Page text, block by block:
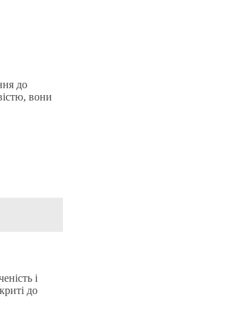
до
вони
і
до